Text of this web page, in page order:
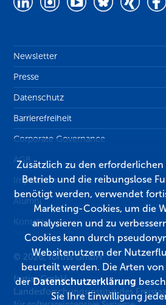
Newsletter
Presse
Datenschutz
Barrierefreiheit
Corporate Governance
AGB
Impressum
Alumni
Kontakt
© 2026, fortiss GmbH
fortiss GmbH
Landesforschungsinstitut des
Zusätzlich zu den erforderlichen
Betrieb und die reibungslose
benötigt werden, verwendet
Marketing-Cookies, um die
analysieren und zu
Cookies kann durch
Websitenutzern der
beurteilt werden. Die Arten
derDatenschutzerklärung
Sie Ihre Einwilligung